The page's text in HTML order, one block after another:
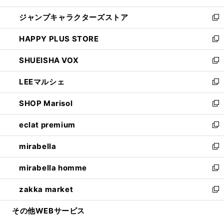
開
く
ウ
ィ
ン
ド
ウ
で
開
く
し
い
ウ
ィ
ン
ド
ウ
で
開
く
ジャンプキャラクターズストア
新
し
い
ウ
ィ
ン
ド
ウ
で
開
く
HAPPY PLUS STORE
新
し
い
ウ
ィ
ン
ド
ウ
で
開
く
SHUEISHA VOX
新
し
い
ウ
ィ
ン
ド
ウ
で
開
く
LEEマルシェ
新
し
い
ウ
ィ
ン
ド
ウ
で
開
く
SHOP Marisol
新
し
い
ウ
ィ
ン
ド
ウ
で
開
eclat premium
新
し
い
ウ
ィ
ン
ド
ウ
mirabella
新
し
い
ウ
ィ
ン
mirabella homme
新
し
い
ウ
zakka market
新
し
その他WEBサービス